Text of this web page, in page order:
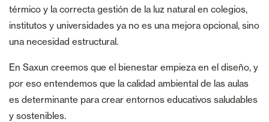
térmico y la correcta gestión de la luz natural en colegios,
institutos y universidades ya no es una mejora opcional, sino
una necesidad estructural.
En Saxun creemos que el bienestar empieza en el diseño, y
por eso entendemos que la calidad ambiental de las aulas
es determinante para crear entornos educativos saludables
y sostenibles.